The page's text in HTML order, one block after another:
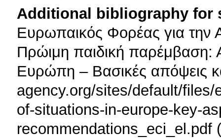
Additional bibliography for
Ευρωπαικός Φορέας για την
Πρώιμη παιδική
Ευρώπη – Βασικές απόψεις
agency.org/sites/default/
of-situations-in-europe-key-
recommendations_eci_el.pdf